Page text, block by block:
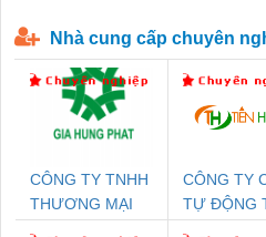
Nhà cung cấp chuyên
CÔNG TY TNHH
THƯƠNG MẠI
CÔNG TY
TỰ ĐỘNG